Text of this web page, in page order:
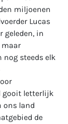
miljoenen
Lucas
geleden, in
maar
nog steeds elk
gooit letterlijk
ons land
de